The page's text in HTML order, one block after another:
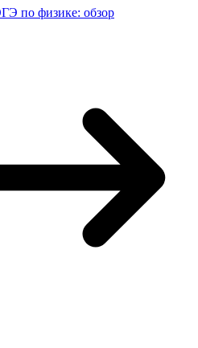
по физике: обзор